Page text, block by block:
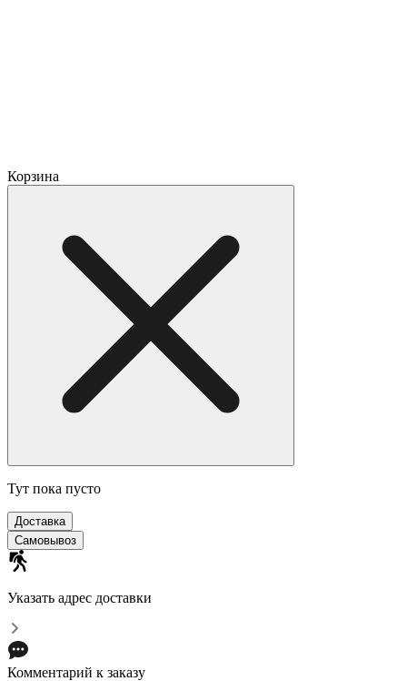
Корзина
Тут пока пусто
Доставка
Самовывоз
Указать адрес доставки
Комментарий к заказу